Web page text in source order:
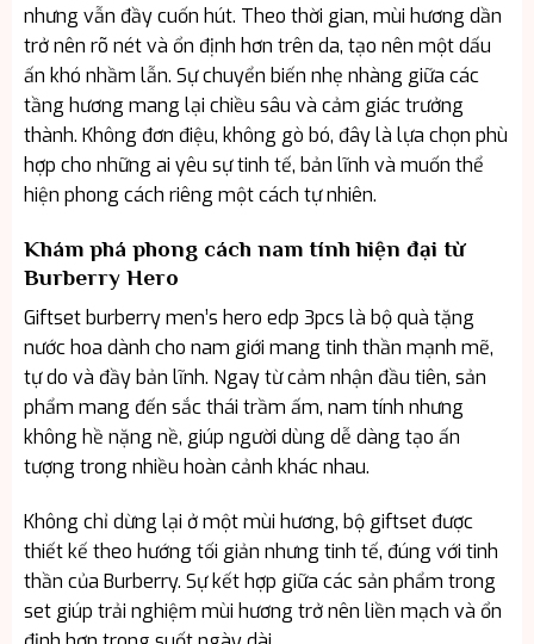
nhưng vẫn đầy cuốn hút. Theo thời gian, mùi hương dần
trở nên rõ nét và ổn định hơn trên da, tạo nên một dấu
ấn khó nhầm lẫn. Sự chuyển biến nhẹ nhàng giữa các
tầng hương mang lại chiều sâu và cảm giác trưởng
thành. Không đơn điệu, không gò bó, đây là lựa chọn phù
hợp cho những ai yêu sự tinh tế, bản lĩnh và muốn thể
hiện phong cách riêng một cách tự nhiên.
Khám phá phong cách nam tính hiện đại từ
Burberry Hero
Giftset burberry men’s hero edp 3pcs là bộ quà tặng
nước hoa dành cho nam giới mang tinh thần mạnh mẽ,
tự do và đầy bản lĩnh. Ngay từ cảm nhận đầu tiên, sản
phẩm mang đến sắc thái trầm ấm, nam tính nhưng
không hề nặng nề, giúp người dùng dễ dàng tạo ấn
tượng trong nhiều hoàn cảnh khác nhau.
Không chỉ dừng lại ở một mùi hương, bộ giftset được
thiết kế theo hướng tối giản nhưng tinh tế, đúng với tinh
thần của Burberry. Sự kết hợp giữa các sản phẩm trong
set giúp trải nghiệm mùi hương trở nên liền mạch và ổn